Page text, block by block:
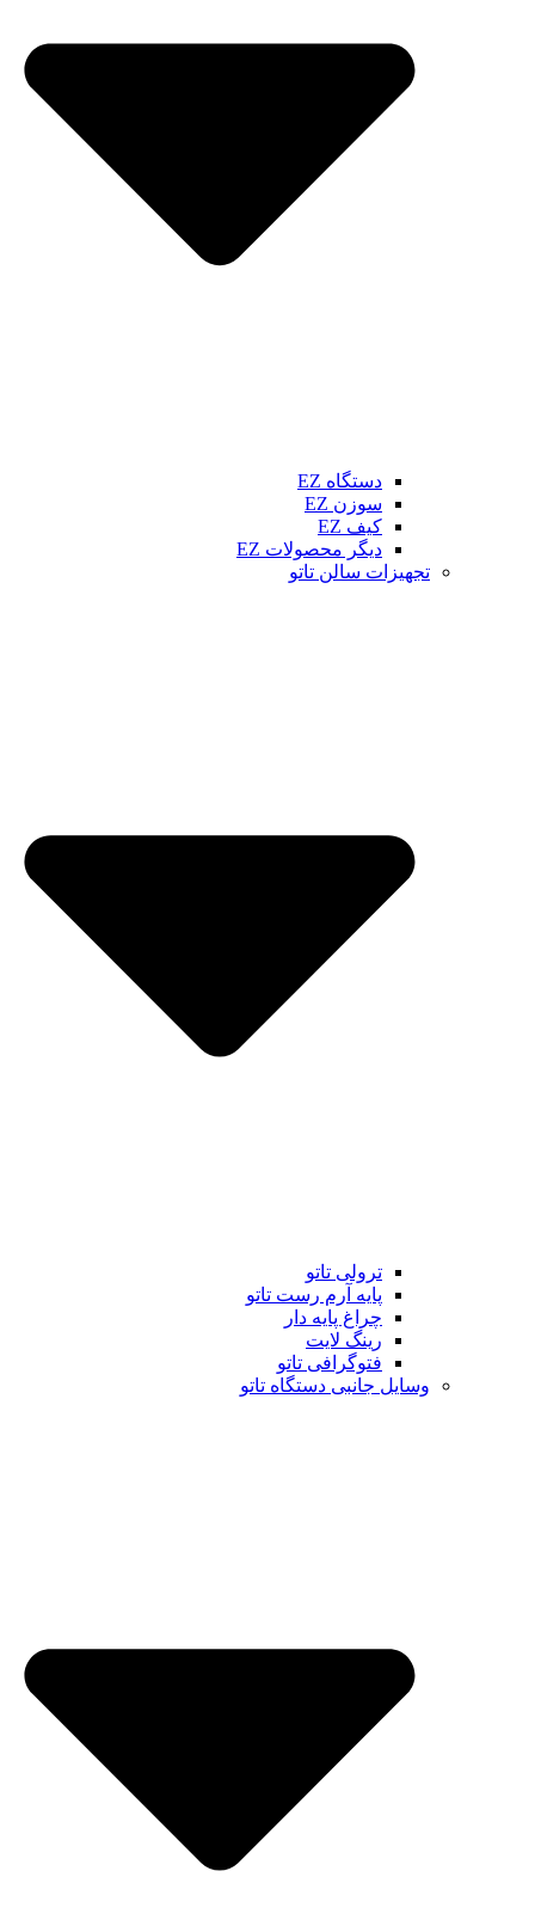
دستگاه EZ
سوزن EZ
کیف EZ
دیگر محصولات EZ
تجهیزات سالن تاتو
ترولی تاتو
پایه آرم رست تاتو
چراغ پایه دار
رینگ لایت
فتوگرافی تاتو
وسایل جانبی دستگاه تاتو